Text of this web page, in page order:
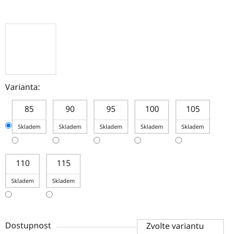
Varianta:
85
Skladem
90
Skladem
95
Skladem
100
Skladem
105
Skladem
110
Skladem
115
Skladem
Dostupnost
Zvolte variantu